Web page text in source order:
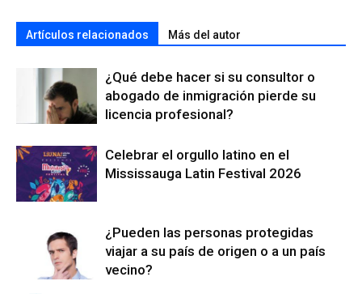
Artículos relacionados Más del autor
¿Qué debe hacer si su consultor o
abogado de inmigración pierde su
licencia profesional?
Celebrar el orgullo latino en el
Mississauga Latin Festival 2026
¿Pueden las personas protegidas
viajar a su país de origen o a un país
vecino?